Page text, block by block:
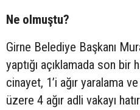
Ne olmuştu?
Girne Belediye Başkanı
yaptığı açıklamada son bir
cinayet, 1’i ağır yaralama
üzere 4 ağır adli vakayı